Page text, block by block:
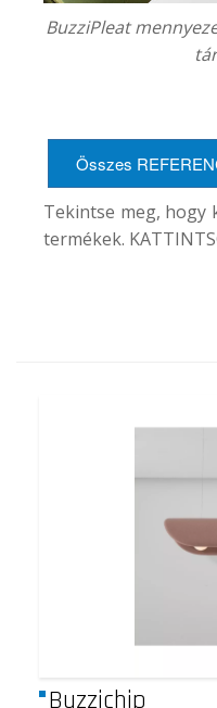
BuzziPleat
Összes
Tekintse meg, hogy
termékek.
Buzzichip